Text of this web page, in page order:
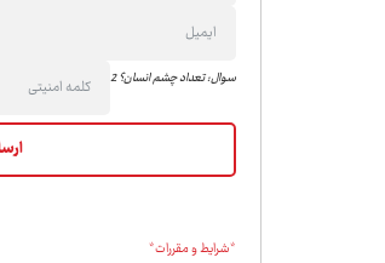
سوال: تعداد چشم انسان؟ 2
*شرایط و مقررات*